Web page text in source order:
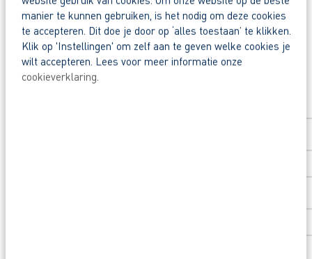
manier te kunnen gebruiken, is het nodig om deze cookies
te accepteren. Dit doe je door op ‘alles toestaan’ te klikken.
Klik op 'Instellingen' om zelf aan te geven welke cookies je
wilt accepteren. Lees voor meer informatie onze
cookieverklaring.
Waarom solliciteren via AB Vakwerk?
Snel naar een vast contract.
Beoordeeld door flexkrachten met een 9+.
Opleidingsvoucher van €1.000,00 voor een
Wil je meer weten over deze vacature, de
Deel deze vacature:
Solliciteer direct